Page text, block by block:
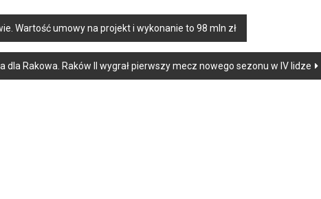
Wartość umowy na projekt i wykonanie to 98 mln zł
dla Rakowa. Raków II wygrał pierwszy mecz nowego sezonu w IV lidze